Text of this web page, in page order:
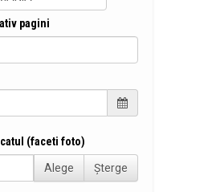
pagini
(faceti foto)
Alege Șterge